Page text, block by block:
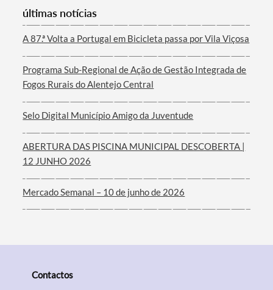
Categorias gerais
Filtros
últimas notícias
A 87.ª Volta a Portugal em Bicicleta passa por Vila Viçosa
Programa Sub-Regional de Ação de Gestão Integrada de
Fogos Rurais do Alentejo Central
Selo Digital Município Amigo da Juventude
ABERTURA DAS PISCINA MUNICIPAL DESCOBERTA |
12 JUNHO 2026
Mercado Semanal – 10 de junho de 2026
Contactos